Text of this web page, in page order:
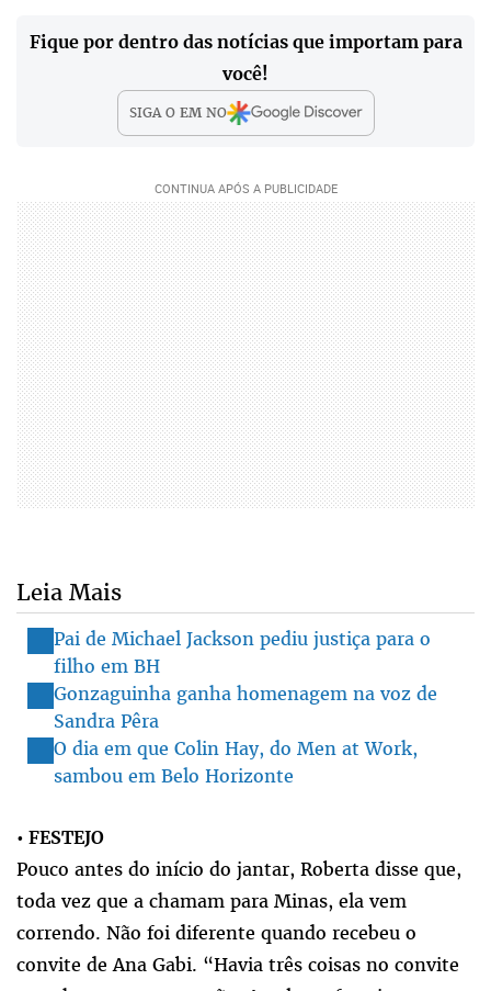
Fique por dentro das notícias que importam para
você!
SIGA O EMNO
Leia Mais
Pai de Michael Jackson pediu justiça para o
filho em BH
Gonzaguinha ganha homenagem na voz de
Sandra Pêra
O dia em que Colin Hay, do Men at Work,
sambou em Belo Horizonte
• FESTEJO
Pouco antes do início do jantar, Roberta disse que,
toda vez que a chamam para Minas, ela vem
correndo. Não foi diferente quando recebeu o
convite de Ana Gabi. “Havia três coisas no convite